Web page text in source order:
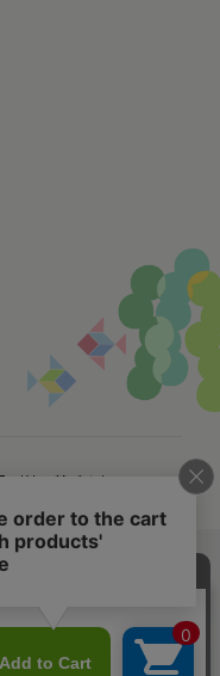
引法に基づく表示
規約
けオンラインショップ
、サービス改善のための分
にご同意いただいたものとみ
ださい。